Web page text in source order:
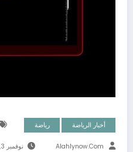
أخبار الرياضة رياضة
Alahlynow.com نوفمبر 3, 2025